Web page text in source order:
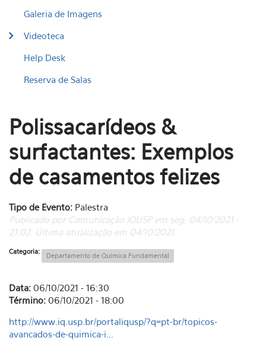
Galeria de Imagens
Videoteca
Help Desk
Reserva de Salas
Polissacarídeos &
surfactantes: Exemplos
de casamentos felizes
Tipo de Evento: Palestra
Publicado por Comunicação IQUSP em seg, 04/10/2021 -
21:02. Última atualização em 04/10/2021.
Categoria: Departamento de Química Fundamental
Data: 06/10/2021 - 16:30
Término: 06/10/2021 - 18:00
http://www.iq.usp.br/portaliqusp/?q=pt-br/topicos-
avancados-de-quimica-i...